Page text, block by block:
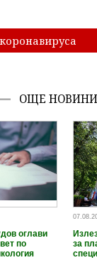
ОЩЕ НОВИНИ
оглави
по
за